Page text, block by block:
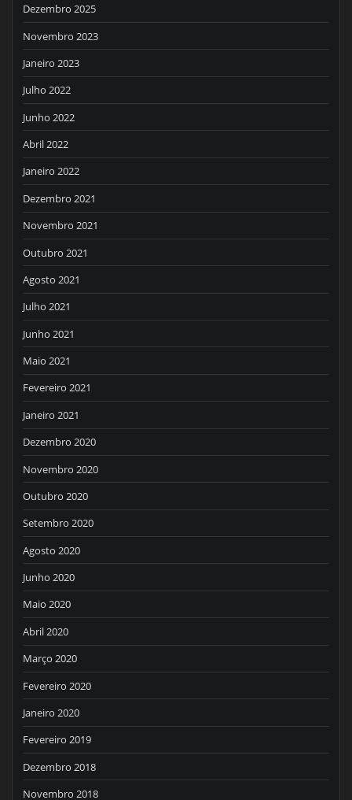
Dezembro 2025
Novembro 2023
Janeiro 2023
Julho 2022
Junho 2022
Abril 2022
Janeiro 2022
Dezembro 2021
Novembro 2021
Outubro 2021
Agosto 2021
Julho 2021
Junho 2021
Maio 2021
Fevereiro 2021
Janeiro 2021
Dezembro 2020
Novembro 2020
Outubro 2020
Setembro 2020
Agosto 2020
Junho 2020
Maio 2020
Abril 2020
Março 2020
Fevereiro 2020
Janeiro 2020
Fevereiro 2019
Dezembro 2018
Novembro 2018